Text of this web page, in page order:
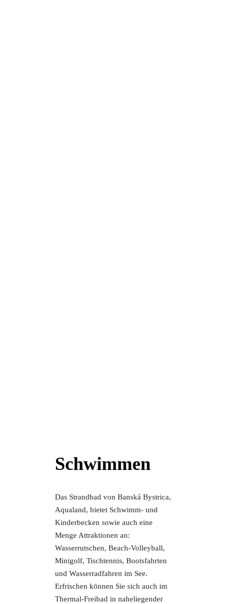
Schwimmen
Das Strandbad von Banská Bystrica,
Aqualand, bietet Schwimm- und
Kinderbecken sowie auch eine
Menge Attraktionen an:
Wasserrutschen, Beach-Volleyball,
Minigolf, Tischtennis, Bootsfahrten
und Wasserradfahren im See.
Erfrischen können Sie sich auch im
Thermal-Freibad in naheliegender